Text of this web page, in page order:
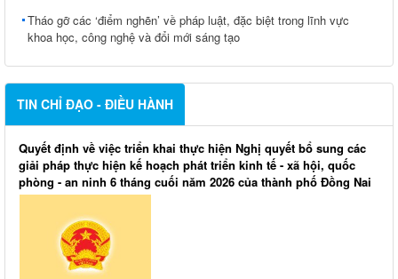
Tháo gỡ các ‘điểm nghẽn’ về pháp luật, đặc biệt trong lĩnh vực
khoa học, công nghệ và đổi mới sáng tạo
TIN CHỈ ĐẠO - ĐIỀU HÀNH
Quyết định về việc triển khai thực hiện Nghị quyết bổ sung các
giải pháp thực hiện kế hoạch phát triển kinh tế - xã hội, quốc
phòng - an ninh 6 tháng cuối năm 2026 của thành phố Đồng Nai